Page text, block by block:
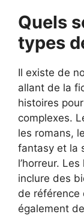
Quels
types
Il existe de
allant de la
histoires
complexes.
les romans,
fantasy et la
l’horreur.
inclure des
de référence
également